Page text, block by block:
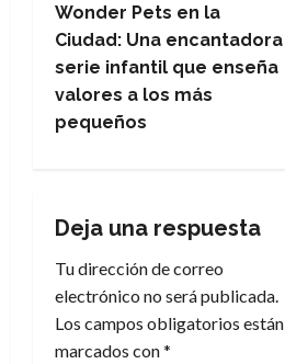
e
g
a
n
d
Wonder Pets en la
Ciudad: Una encantadora
serie infantil que enseña
valores a los más
pequeños
Deja una respuesta
Tu dirección de correo
electrónico no será publicada.
Los campos obligatorios están
marcados con*